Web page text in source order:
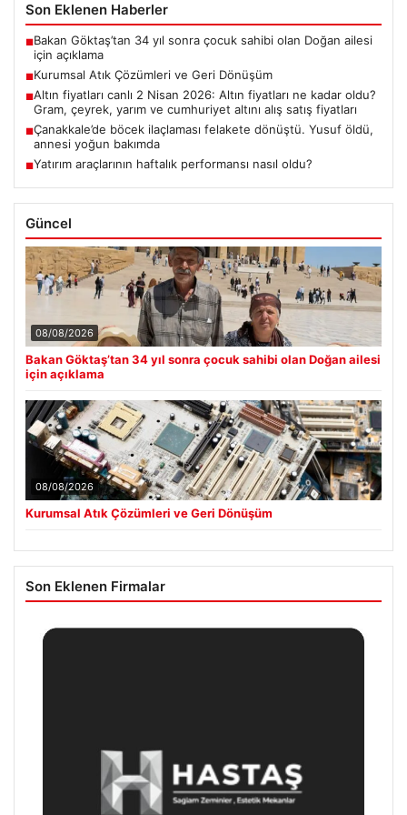
Son Eklenen Haberler
■Bakan Göktaş’tan 34 yıl sonra çocuk sahibi olan Doğan ailesi
için açıklama
■Kurumsal Atık Çözümleri ve Geri Dönüşüm
■Altın fiyatları canlı 2 Nisan 2026: Altın fiyatları ne kadar oldu?
Gram, çeyrek, yarım ve cumhuriyet altını alış satış fiyatları
■Çanakkale’de böcek ilaçlaması felakete dönüştü. Yusuf öldü,
annesi yoğun bakımda
■Yatırım araçlarının haftalık performansı nasıl oldu?
Güncel
08/08/2026
Bakan Göktaş’tan 34 yıl sonra çocuk sahibi olan Doğan ailesi
için açıklama
08/08/2026
Kurumsal Atık Çözümleri ve Geri Dönüşüm
Son Eklenen Firmalar